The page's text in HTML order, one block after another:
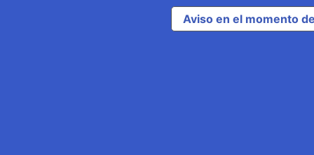
Aviso en el momento